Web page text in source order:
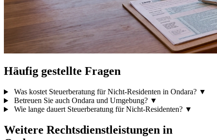
Häufig gestellte Fragen
Was kostet Steuerberatung für Nicht-Residenten in Ondara? ▼
Betreuen Sie auch Ondara und Umgebung? ▼
Wie lange dauert Steuerberatung für Nicht-Residenten? ▼
Weitere Rechtsdienstleistungen in